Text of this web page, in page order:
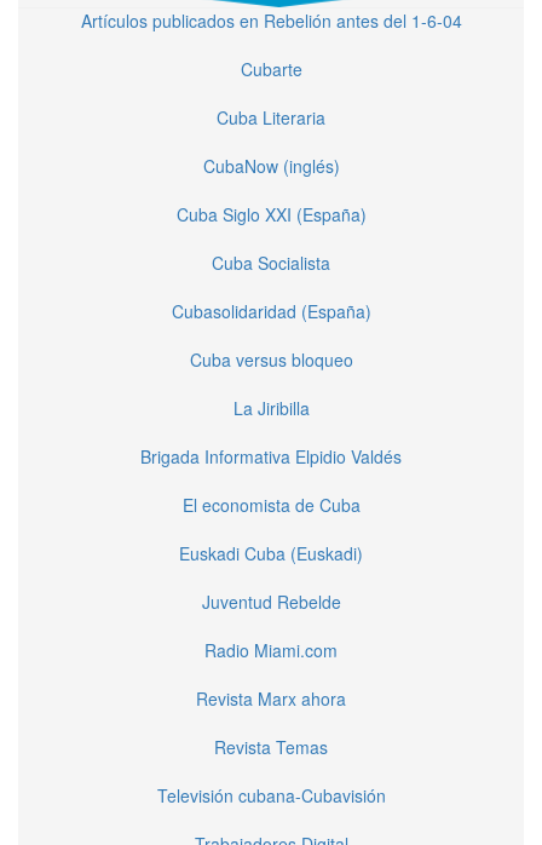
Artículos publicados en Rebelión antes del 1-6-04
Cubarte
Cuba Literaria
CubaNow (inglés)
Cuba Siglo XXI (España)
Cuba Socialista
Cubasolidaridad (España)
Cuba versus bloqueo
La Jiribilla
Brigada Informativa Elpidio Valdés
El economista de Cuba
Euskadi Cuba (Euskadi)
Juventud Rebelde
Radio Miami.com
Revista Marx ahora
Revista Temas
Televisión cubana-Cubavisión